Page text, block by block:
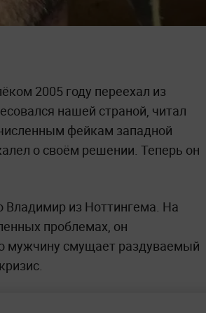
2005 году переехал из
нашей страной, читал
фейкам западной
о своём решении. Теперь он
Владимир из Ноттингема. На
проблемах, он
мужчину смущает раздуваемый